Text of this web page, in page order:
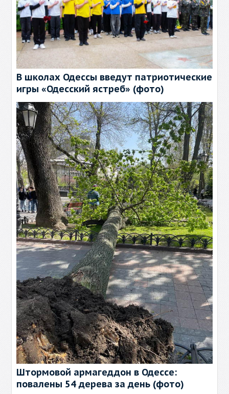
В школах Одессы введут патриотические
игры «Одесский ястреб» (фото)
Штормовой армагеддон в Одессе:
повалены 54 дерева за день (фото)